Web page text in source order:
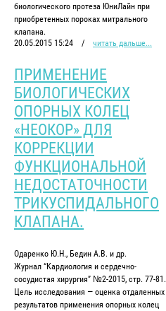
биологического протеза ЮниЛайн при
приобретенных пороках митрального
клапана.
20.05.2015 15:24
/ читать дальше...
ПРИМЕНЕНИЕ
БИОЛОГИЧЕСКИХ
ОПОРНЫХ КОЛЕЦ
«НЕОКОР» ДЛЯ
КОРРЕКЦИИ
ФУНКЦИОНАЛЬНОЙ
НЕДОСТАТОЧНОСТИ
ТРИКУСПИДАЛЬНОГО
КЛАПАНА.
Одаренко Ю.Н., Бедин А.В. и др.
Журнал “Кардиология и сердечно-
сосудистая хирургия” №2-2015, стр. 77-81.
Цель исследования — оценка отдаленных
результатов применения опорных колец